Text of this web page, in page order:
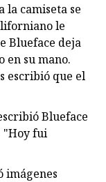
la camiseta se
le
Blueface deja
en su mano.
escribió que el
Blueface
"Hoy fui
imágenes